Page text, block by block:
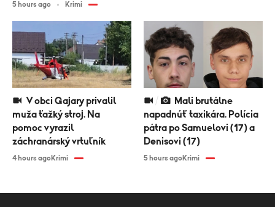
muža ťažký stroj. Na
pomoc vyrazil
záchranárský vrtuľník
4 hours agoKrimi
napadnúť taxikára. Polícia
pátra po Samuelovi (17) a
Denisovi (17)
5 hours agoKrimi
5 hours ago Krimi